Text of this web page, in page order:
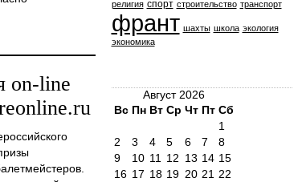
on-line
религия спорт строительство транспорт
франт шахты школа экология
экономика
Август 2026
Вс Пн Вт Ср Чт Пт Сб
1
2
3 4 5 6 7
8
9
10 11 12 13 14 15
16 17 18 19 20 21 22